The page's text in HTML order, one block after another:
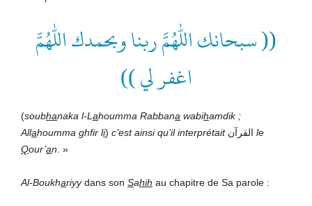
(( سبحانك اللهم ربنا وبحمدك اللهم
اغفر لي ))
(soubhanaka l-L ahoumma Rabbana wabihamdik ;
Allahoumma ghfir li) c’est ainsi qu’il interprétait القرآن le
Qour’an . »
Al-Boukhariyydans son Sahih au chapitre de Sa parole :